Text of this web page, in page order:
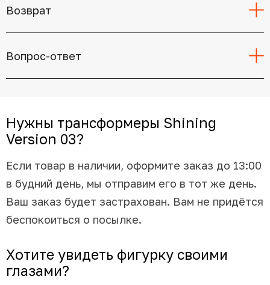
Возврат
Вопрос-ответ
Нужны трансформеры Shining
Version 03?
Если товар в наличии, оформите заказ до 13:00
в будний день, мы отправим его в тот же день.
Ваш заказ будет застрахован. Вам не придётся
беспокоиться о посылке.
Хотите увидеть фигурку своими
глазами?